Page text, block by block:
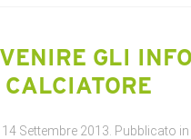
GLI
14 Settembre 2013 . Pubblicato in